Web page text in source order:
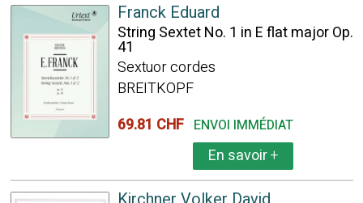
Franck Eduard
String Sextet No. 1 in E flat major Op.
41
Sextuor cordes
BREITKOPF
69.81 CHF ENVOI IMMÉDIAT
En savoir+